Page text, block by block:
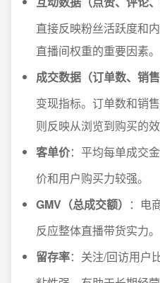
直接反映粉丝活跃度和
直播间权重的重要因素。
成交数据（订单数、销售
变现指标。订单数和销
则反映从浏览到购买的效
客单价：平均每单成交
价和用户购买力较强。
GMV（总成交额） ：电
反应整体直播带货实力。
留存率：关注/回访用户